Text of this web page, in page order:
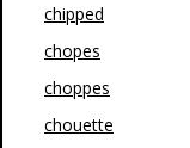
chipped
chopes
choppes
chouette